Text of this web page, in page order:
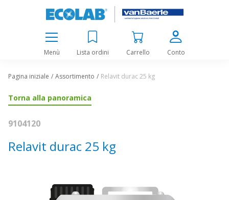
Menù Lista ordini Carrello Conto
Pagina iniziale Assortimento Relavit durac 25 kg
Torna alla panoramica
9104120
Relavit durac 25 kg